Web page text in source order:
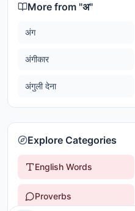
More from "अ"
अंग
अंगीकार
अंगुली देना
Explore Categories
English Words
Proverbs